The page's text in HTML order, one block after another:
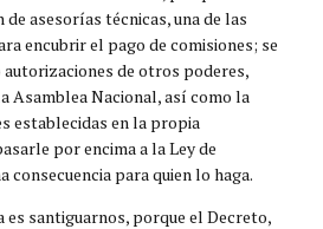
asesorías técnicas, una de las
encubrir el pago de comisiones; se
de otros poderes,
Asamblea Nacional, así como la
establecidas en la propia
por encima a la Ley de
consecuencia para quien lo haga.
es santiguarnos, porque el Decreto,